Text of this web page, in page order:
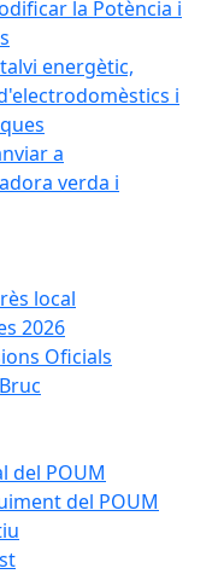
la Potència i
energètic,
i
a
verda i
local
2026
Oficials
del POUM
del POUM